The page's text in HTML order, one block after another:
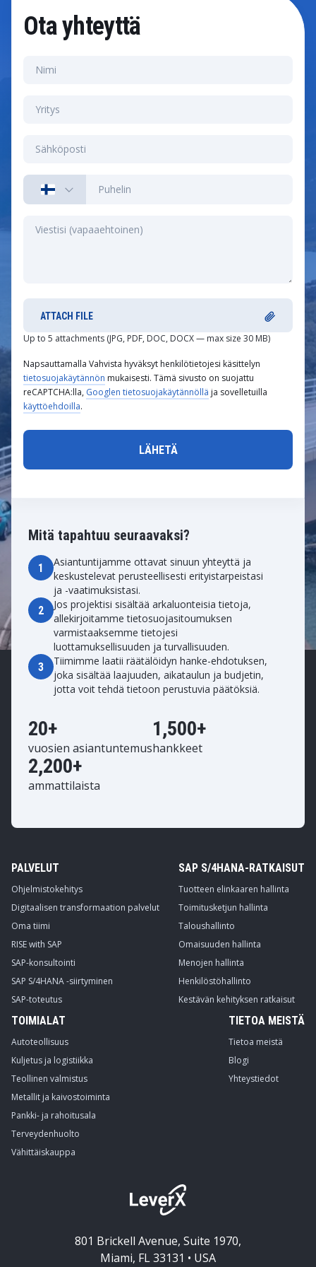
Mitä tapahtuu seuraavaksi?
1
Asiantuntijamme ottavat sinuun yhteyttä ja
keskustelevat perusteellisesti erityistarpeistasi
ja -vaatimuksistasi.
2
Jos projektisi sisältää arkaluonteisia tietoja,
allekirjoitamme tietosuojasitoumuksen
varmistaaksemme tietojesi
luottamuksellisuuden ja turvallisuuden.
3
Tiimimme laatii räätälöidyn hanke-ehdotuksen,
joka sisältää laajuuden, aikataulun ja budjetin,
jotta voit tehdä tietoon perustuvia päätöksiä.
20+
vuosien asiantuntemus
1,500+
hankkeet
2,200+
ammattilaista
Ota yhteyttä
ATTACH FILE
Up to 5 attachments (JPG, PDF, DOC, DOCX — max size 30 MB)
Napsauttamalla Vahvista hyväksyt henkilötietojesi käsittelyn
tietosuojakäytännön mukaisesti. Tämä sivusto on suojattu
reCAPTCHA:lla, Googlen tietosuojakäytännöllä ja sovelletuilla
käyttöehdoilla.
PALVELUT
Ohjelmistokehitys
Digitaalisen transformaation palvelut
Oma tiimi
RISE with SAP
SAP-konsultointi
SAP S/4HANA -siirtyminen
SAP-toteutus
SAP S/4HANA-RATKAISUT
Tuotteen elinkaaren hallinta
Toimitusketjun hallinta
Taloushallinto
Omaisuuden hallinta
Menojen hallinta
Henkilöstöhallinto
Kestävän kehityksen ratkaisut
TOIMIALAT
Autoteollisuus
Kuljetus ja logistiikka
Teollinen valmistus
Metallit ja kaivostoiminta
Pankki- ja rahoitusala
Terveydenhuolto
Vähittäiskauppa
TIETOA MEISTÄ
Tietoa meistä
Blogi
Yhteystiedot
801 Brickell Avenue, Suite 1970,
Miami, FL 33131 • USA